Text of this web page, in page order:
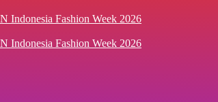
Indonesia Fashion Week 2026